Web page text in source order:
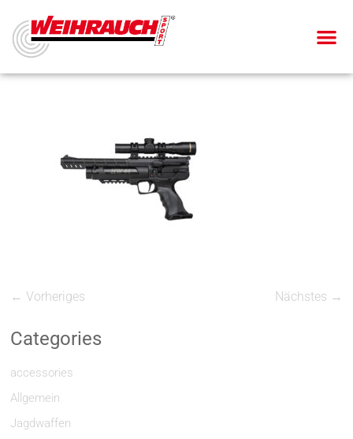
← Vorheriges Nächstes →
Categories
accessories
Allgemein
Jagdwaffen